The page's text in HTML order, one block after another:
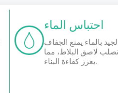
احتباس الماء
بالماء يمنع الجفاف
لاصق البلاط، مما
يعزز كفاءة البناء.